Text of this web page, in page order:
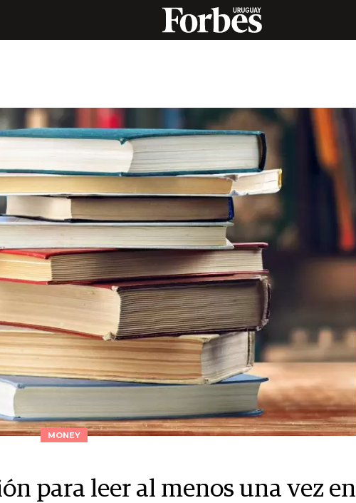
MONEY
para leer al menos una vez en